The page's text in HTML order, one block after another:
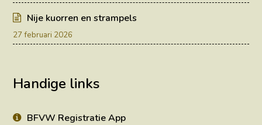
Nije kuorren en strampels
27 februari 2026
Handige links
BFVW Registratie App